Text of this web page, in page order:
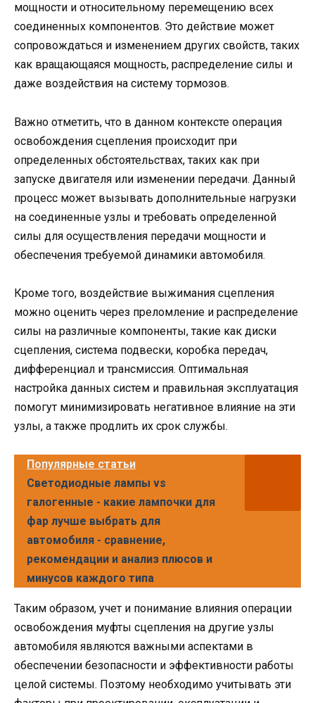
мощности и относительному перемещению всех
соединенных компонентов. Это действие может
сопровождаться и изменением других свойств, таких
как вращающаяся мощность, распределение силы и
даже воздействия на систему тормозов.
Важно отметить, что в данном контексте операция
освобождения сцепления происходит при
определенных обстоятельствах, таких как при
запуске двигателя или изменении передачи. Данный
процесс может вызывать дополнительные нагрузки
на соединенные узлы и требовать определенной
силы для осуществления передачи мощности и
обеспечения требуемой динамики автомобиля.
Кроме того, воздействие выжимания сцепления
можно оценить через преломление и распределение
силы на различные компоненты, такие как диски
сцепления, система подвески, коробка передач,
дифференциал и трансмиссия. Оптимальная
настройка данных систем и правильная эксплуатация
помогут минимизировать негативное влияние на эти
узлы, а также продлить их срок службы.
Популярные статьи
Светодиодные лампы vs
галогенные - какие лампочки для
фар лучше выбрать для
автомобиля - сравнение,
рекомендации и анализ плюсов и
минусов каждого типа
Таким образом, учет и понимание влияния операции
освобождения муфты сцепления на другие узлы
автомобиля являются важными аспектами в
обеспечении безопасности и эффективности работы
целой системы. Поэтому необходимо учитывать эти